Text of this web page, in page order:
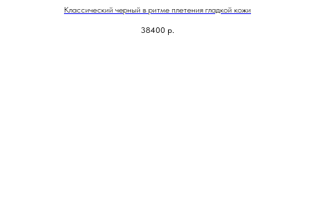
Классический черный в ритме плетения гладкой кожи
38400 р.